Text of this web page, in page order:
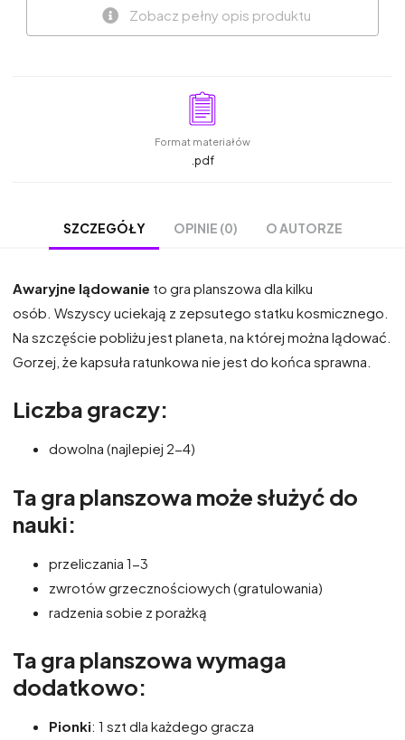
Zobacz pełny opis produktu
Format materiałów
.pdf
SZCZEGÓŁY OPINIE (0) O AUTORZE
Awaryjne lądowanie to gra planszowa dla kilku
osób. Wszyscy uciekają z zepsutego statku kosmicznego.
Na szczęście pobliżu jest planeta, na której można lądować.
Gorzej, że kapsuła ratunkowa nie jest do końca sprawna.
Liczba graczy:
dowolna (najlepiej 2-4)
Ta gra planszowa może służyć do
nauki:
przeliczania 1-3
zwrotów grzecznościowych (gratulowania)
radzenia sobie z porażką
Ta gra planszowa wymaga
dodatkowo:
Pionki: 1 szt dla każdego gracza